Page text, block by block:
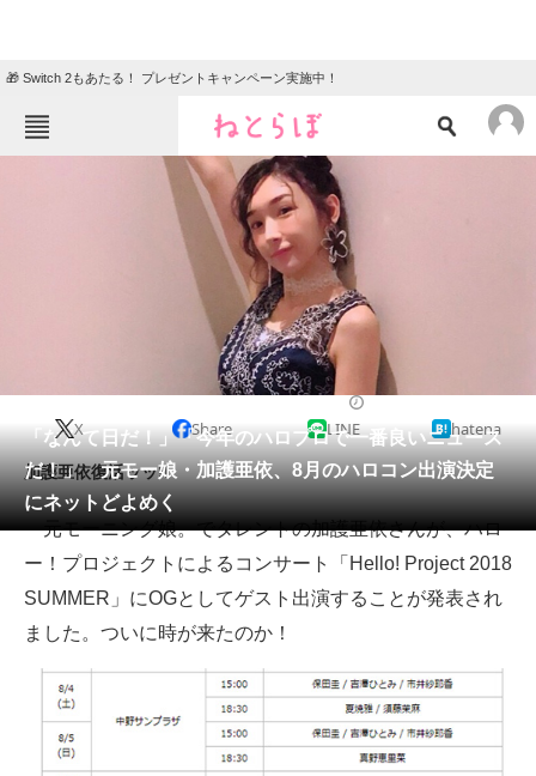
🎁 Switch 2もあたる！ プレゼントキャンペーン実施中！
ねとらぼメニュー
ニュース
クイズ
地域
教育・育児
リサーチ
会員記事
メディア
注目記事を集めた総合ページ
ITの今と未来を見通す
スマホと通信の最新トレンド
進化するPCとデバイスの未来
好きが集まる 比べて選べる
「なんて日だ！」「今年のハロプロで一番良いニュース
だ！」 元モー娘・加護亜依、8月のハロコン出演決定
にネットどよめく
X Share LINE hatena
加護亜依復活ッッ!!
元モーニング娘。でタレントの加護亜依さんが、ハロ
ー！プロジェクトによるコンサート「Hello! Project 2018
SUMMER」にOGとしてゲスト出演することが発表され
ました。ついに時が来たのか！